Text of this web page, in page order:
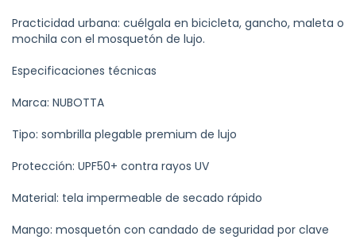
Practicidad urbana: cuélgala en bicicleta, gancho, maleta o
mochila con el mosquetón de lujo.
Especificaciones técnicas
Marca: NUBOTTA
Tipo: sombrilla plegable premium de lujo
Protección: UPF50+ contra rayos UV
Material: tela impermeable de secado rápido
Mango: mosquetón con candado de seguridad por clave